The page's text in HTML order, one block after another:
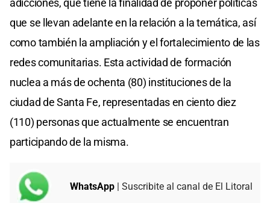
que se llevan adelante en la relación a la temática, así
como también la ampliación y el fortalecimiento de las
redes comunitarias. Esta actividad de formación
nuclea a más de ochenta (80) instituciones de la
ciudad de Santa Fe, representadas en ciento diez
(110) personas que actualmente se encuentran
participando de la misma.
WhatsApp | Suscribite al canal de El Litoral